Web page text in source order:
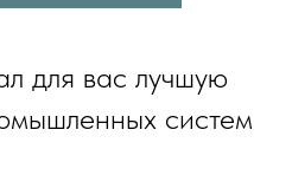
для вас лучшую
систем